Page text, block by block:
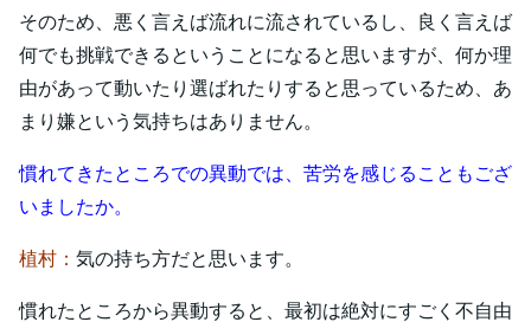
そのため、悪く言えば流れに流されているし、良く言えば
何でも挑戦できるということになると思いますが、何か理
由があって動いたり選ばれたりすると思っているため、あ
まり嫌という気持ちはありません。
慣れてきたところでの異動では、苦労を感じることもござ
いましたか。
植村： 気の持ち方だと思います。
慣れたところから異動すると、最初は絶対にすごく不自由